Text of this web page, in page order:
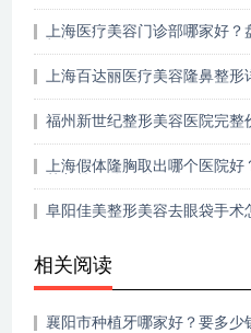
上海医疗美容门诊部哪家好？
上海百达丽医疗美容隆鼻整形
福州新世纪整形美容医院完整
上海假体隆胸取出哪个医院
阜阳佳美整形美容去眼袋手术
相关阅读
襄阳市种植牙哪家好？要多少